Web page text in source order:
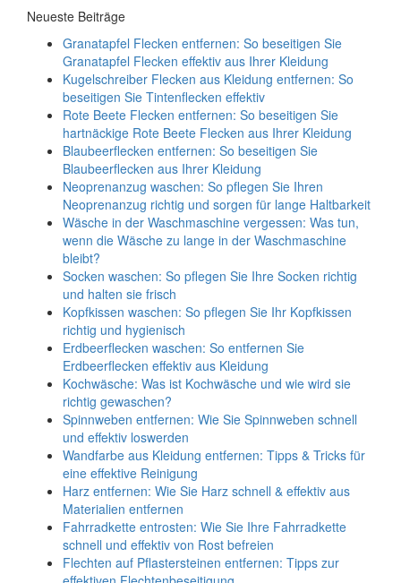
Neueste Beiträge
Granatapfel Flecken entfernen: So beseitigen Sie
Granatapfel Flecken effektiv aus Ihrer Kleidung
Kugelschreiber Flecken aus Kleidung entfernen: So
beseitigen Sie Tintenflecken effektiv
Rote Beete Flecken entfernen: So beseitigen Sie
hartnäckige Rote Beete Flecken aus Ihrer Kleidung
Blaubeerflecken entfernen: So beseitigen Sie
Blaubeerflecken aus Ihrer Kleidung
Neoprenanzug waschen: So pflegen Sie Ihren
Neoprenanzug richtig und sorgen für lange Haltbarkeit
Wäsche in der Waschmaschine vergessen: Was tun,
wenn die Wäsche zu lange in der Waschmaschine
bleibt?
Socken waschen: So pflegen Sie Ihre Socken richtig
und halten sie frisch
Kopfkissen waschen: So pflegen Sie Ihr Kopfkissen
richtig und hygienisch
Erdbeerflecken waschen: So entfernen Sie
Erdbeerflecken effektiv aus Kleidung
Kochwäsche: Was ist Kochwäsche und wie wird sie
richtig gewaschen?
Spinnweben entfernen: Wie Sie Spinnweben schnell
und effektiv loswerden
Wandfarbe aus Kleidung entfernen: Tipps & Tricks für
eine effektive Reinigung
Harz entfernen: Wie Sie Harz schnell & effektiv aus
Materialien entfernen
Fahrradkette entrosten: Wie Sie Ihre Fahrradkette
schnell und effektiv von Rost befreien
Flechten auf Pflastersteinen entfernen: Tipps zur